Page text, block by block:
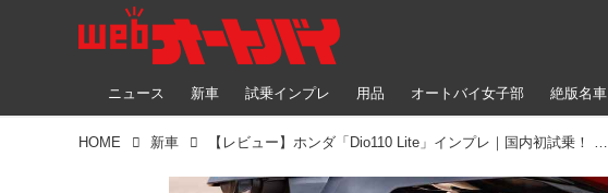
ニュース 新車 試乗インプレ 用品 オートバイ女子部 絶版名車
HOME 新車 【レビュー】ホンダ「Dio110 Lite」インプレ｜国内初試乗！ 使い勝手の良さはそのまま！ 手頃な価格が魅力の新原付